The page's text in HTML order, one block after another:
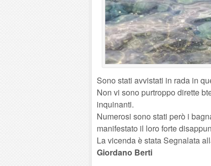
Sono stati avvistati in rada in
Non vi sono purtroppo dirette
inquinanti.
Numerosi sono stati però i
manifestato il loro forte
La vicenda è stata Segnalata
Giordano Berti